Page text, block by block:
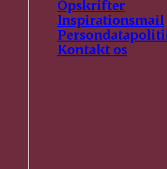
Opskrifter
Inspirationsmail
Kontakt os